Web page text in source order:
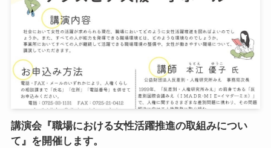
講演会『職場における女性活躍推進の取組みについ
て』を開催します。